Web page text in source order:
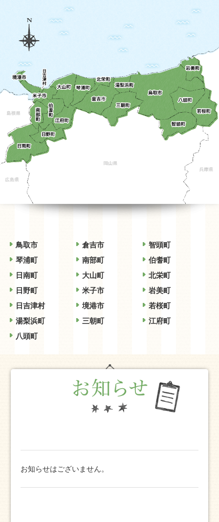
鳥取市 倉吉市
智頭町
琴浦町
南部町
伯耆町
日南町
大山町
北栄町
日野町
米子市
岩美町
日吉津村
境港市
若桜町
湯梨浜町
三朝町
江府町
八頭町
お知らせはございません。